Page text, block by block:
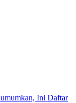
Ini Daftar